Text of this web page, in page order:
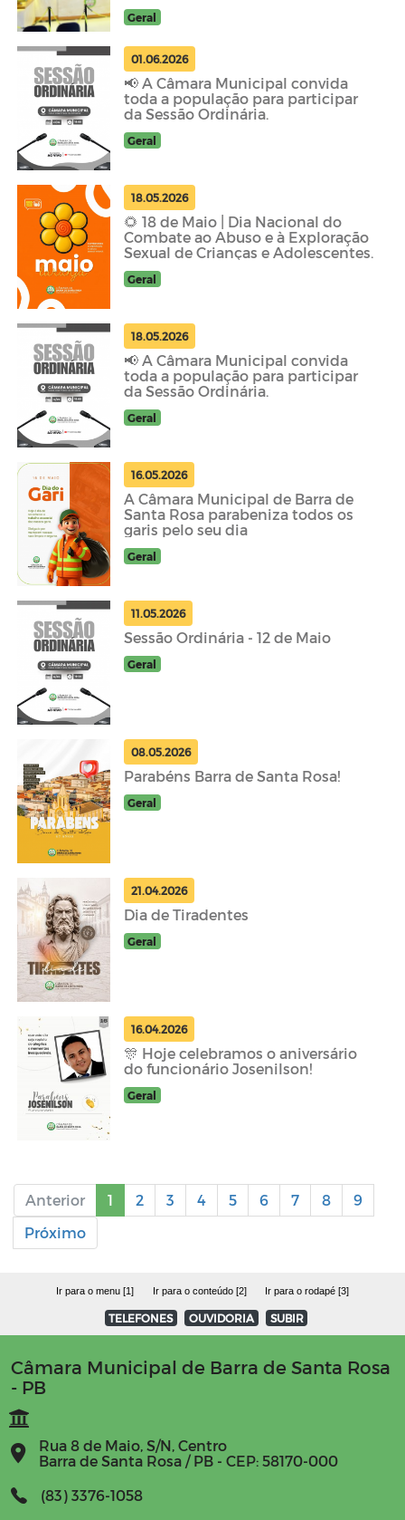
2026, no Plenário da Câmara
Geral
01.06.2026
📢 A Câmara Municipal convida
toda a população para participar
da Sessão Ordinária.
Geral
18.05.2026
🌻 18 de Maio | Dia Nacional do
Combate ao Abuso e à Exploração
Sexual de Crianças e Adolescentes.
Geral
18.05.2026
📢 A Câmara Municipal convida
toda a população para participar
da Sessão Ordinária.
Geral
16.05.2026
A Câmara Municipal de Barra de
Santa Rosa parabeniza todos os
garis pelo seu dia
Geral
11.05.2026
Sessão Ordinária - 12 de Maio
Geral
08.05.2026
Parabéns Barra de Santa Rosa!
Geral
21.04.2026
Dia de Tiradentes
Geral
16.04.2026
🎊 Hoje celebramos o aniversário
do funcionário Josenilson!
Geral
Anterior 1 2 3 4 5 6 7 8
9
Próximo
Ir para o menu [1] Ir para o conteúdo [2] Ir para o rodapé [3]
TELEFONES OUVIDORIA SUBIR
Câmara Municipal de Barra de Santa Rosa
- PB
Rua 8 de Maio, S/N, Centro
Barra de Santa Rosa / PB - CEP: 58170-000
(83) 3376-1058